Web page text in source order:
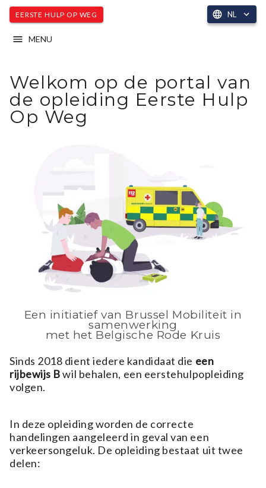
EERSTE HULP OP WEG NL
MENU
Welkom op de portal van
de opleiding Eerste Hulp
Op Weg
Een initiatief van Brussel Mobiliteit in
samenwerking
met het Belgische Rode Kruis
Sinds 2018 dient iedere kandidaat die een
rijbewijs Bwil behalen, een eerstehulpopleiding
volgen.
In deze opleiding worden de correcte
handelingen aangeleerd in geval van een
verkeersongeluk. De opleiding bestaat uit twee
delen: